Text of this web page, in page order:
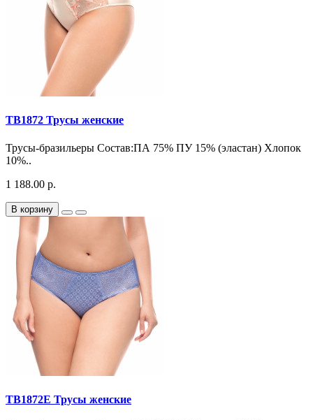
TB1872 Трусы женские
Трусы-бразильеры Состав:ПА 75% ПУ 15% (эластан) Хлопок
10%..
1 188.00 р.
В корзину
TB1872E Трусы женские